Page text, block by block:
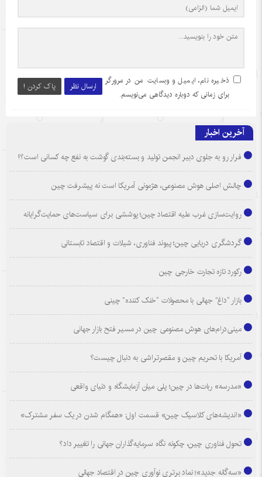
ارسال نظر پاک کردن !
ذخیره نام، ایمیل و وبسایت من در مرورگر
برای زمانی که دوباره دیدگاهی می‌نویسم.
آخرین اخبار
فرار رو به جلوی دبیر انجمن تولید و بسته‌بندی گوشت به نفع چه کسانی است؟!
چالش اصلی هوش مصنوعی، هژمونی آمریکا است نه پیشرفت چین
روایت‌سازی غرب علیه اقتصاد چین؛ پوششی برای سیاست‌های حمایت‌گرایانه
گردشگری دریایی چین؛ پیوند فناوری، شیلات و اقتصاد تابستانی
رکورد تازه تجارت خارجی چین
بازار “داغ” جهانی با محصولات “خنک کننده” چینی
مینی‌درام‌های هوش مصنوعی چین در مسیر فتح بازار جهانی
آمریکا با تحریم چین و مقصرتراشی به دنبال چیست؟
«مدرسه» ربات‌ها در چین؛ پلی میان آزمایشگاه و دنیای واقعی
«اندیشه‌های کلاسیک چین» قسمت اول: «همگام شدن در یک سفر مشترک»
تحول فناوری چین، چکونه نگاه سرمایه‌گذاران جهانی را تغییر داد؟
«سه‌گانه جدید»؛ نماد برتری نوآوری چین در اقتصاد جهانی